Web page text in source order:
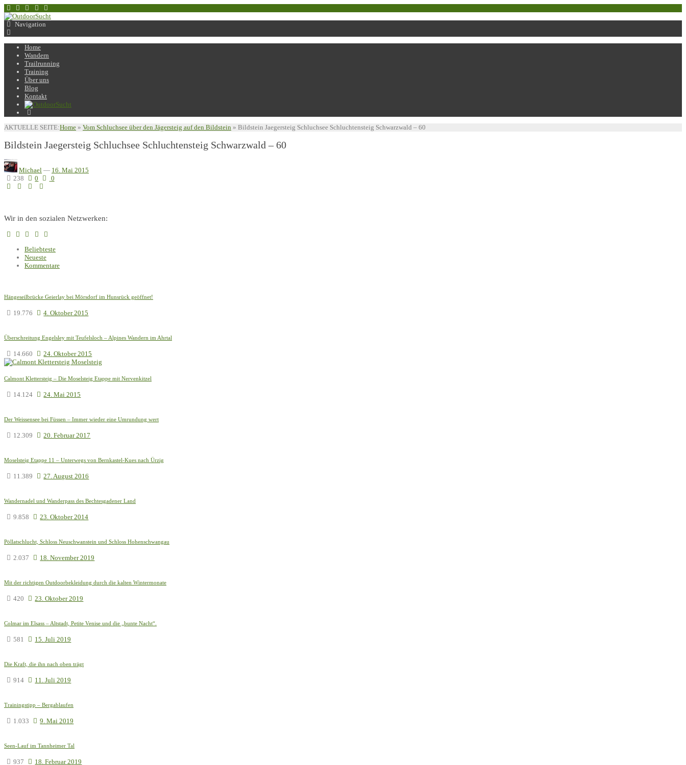
Navigation
Home
Wandern
Trailrunning
Training
Über uns
Blog
Kontakt
AKTUELLE SEITE:Home » Vom Schluchsee über den Jägersteig auf den Bildstein » Bildstein Jaegersteig Schluchsee Schluchtensteig Schwarzwald – 60
Bildstein Jaegersteig Schluchsee Schluchtensteig Schwarzwald – 60
Michael — 16. Mai 2015
238
0 0
Wir in den sozialen Netzwerken:
Beliebteste
Neueste
Kommentare
Hängeseilbrücke Geierlay bei Mörsdorf im Hunsrück geöffnet!
19.776 4. Oktober 2015
Überschreitung Engelsley mit Teufelsloch – Alpines Wandern im Ahrtal
14.660 24. Oktober 2015
Calmont Klettersteig – Die Moselsteig Etappe mit Nervenkitzel
14.124 24. Mai 2015
Der Weissensee bei Füssen – Immer wieder eine Umrundung wert
12.309 20. Februar 2017
Moselsteig Etappe 11 – Unterwegs von Bernkastel-Kues nach Ürzig
11.389 27. August 2016
Wandernadel und Wanderpass des Bechtesgadener Land
9.858 23. Oktober 2014
Pöllatschlucht, Schloss Neuschwanstein und Schloss Hohenschwangau
2.037 18. November 2019
Mit der richtigen Outdoorbekleidung durch die kalten Wintermonate
420 23. Oktober 2019
Colmar im Elsass – Altstadt, Petite Venise und die „bunte Nacht“.
581 15. Juli 2019
Die Kraft, die ihn nach oben trägt
914 11. Juli 2019
Trainingstipp – Bergablaufen
1.033 9. Mai 2019
Seen-Lauf im Tannheimer Tal
937 18. Februar 2019